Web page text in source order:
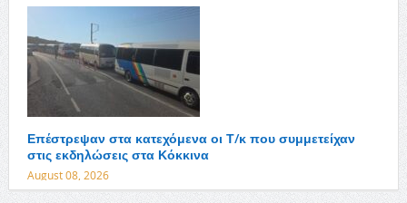
Επέστρεψαν στα κατεχόμενα οι Τ/κ που συμμετείχαν
στις εκδηλώσεις στα Κόκκινα
August 08, 2026